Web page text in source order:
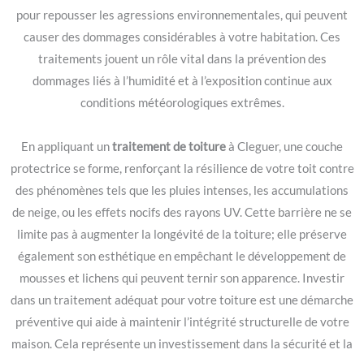
pour repousser les agressions environnementales, qui peuvent
causer des dommages considérables à votre habitation. Ces
traitements jouent un rôle vital dans la prévention des
dommages liés à l’humidité et à l’exposition continue aux
conditions météorologiques extrêmes.
En appliquant untraitement de toitureà Cleguer, une couche
protectrice se forme, renforçant la résilience de votre toit contre
des phénomènes tels que les pluies intenses, les accumulations
de neige, ou les effets nocifs des rayons UV. Cette barrière ne se
limite pas à augmenter la longévité de la toiture; elle préserve
également son esthétique en empêchant le développement de
mousses et lichens qui peuvent ternir son apparence. Investir
dans un traitement adéquat pour votre toiture est une démarche
préventive qui aide à maintenir l’intégrité structurelle de votre
maison. Cela représente un investissement dans la sécurité et la